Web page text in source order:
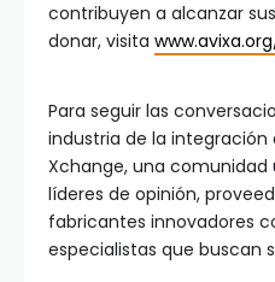
contribuyen a alcanzar
donar, visita
Para seguir las
industria de la integración
Xchange, una
líderes de opinión,
fabricantes innovadores
especialistas que buscan